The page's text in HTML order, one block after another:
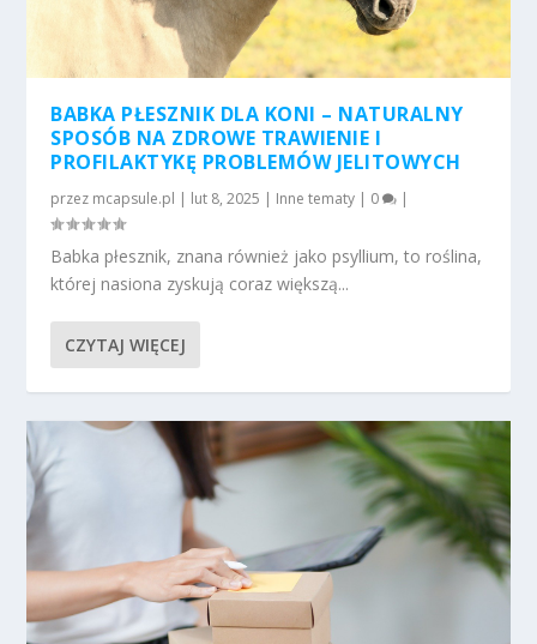
BABKA PŁESZNIK DLA KONI – NATURALNY
SPOSÓB NA ZDROWE TRAWIENIE I
PROFILAKTYKĘ PROBLEMÓW JELITOWYCH
przez mcapsule.pl | lut 8, 2025 | Inne tematy | 0 |
Babka płesznik, znana również jako psyllium, to roślina,
której nasiona zyskują coraz większą...
CZYTAJ WIĘCEJ